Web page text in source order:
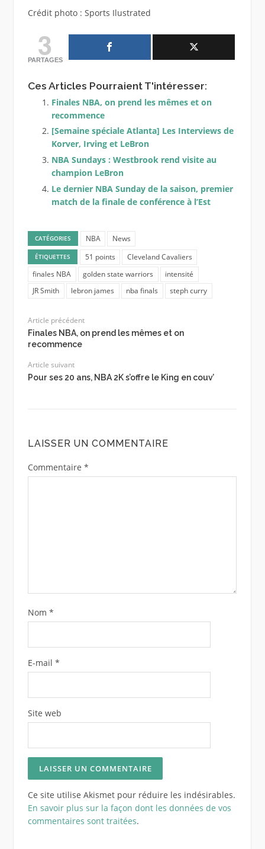
Crédit photo : Sports Ilustrated
3
PARTAGES
Ces Articles Pourraient T'intéresser:
Finales NBA, on prend les mêmes et on
recommence
[Semaine spéciale Atlanta] Les Interviews de
Korver, Irving et LeBron
NBA Sundays : Westbrook rend visite au
champion LeBron
Le dernier NBA Sunday de la saison, premier
match de la finale de conférence à l’Est
CATÉGORIES NBA News
ÉTIQUETTES 51 points
Cleveland Cavaliers
finales NBA
golden state warriors
intensité
JR Smith
lebron james nba finals steph curry
Article précédent
Finales NBA, on prend les mêmes et on
recommence
Article suivant
Pour ses 20 ans, NBA 2K s’offre le King en couv’
LAISSER UN COMMENTAIRE
Commentaire *
Nom *
E-mail *
Site web
Ce site utilise Akismet pour réduire les indésirables.
En savoir plus sur la façon dont les données de vos
commentaires sont traitées.